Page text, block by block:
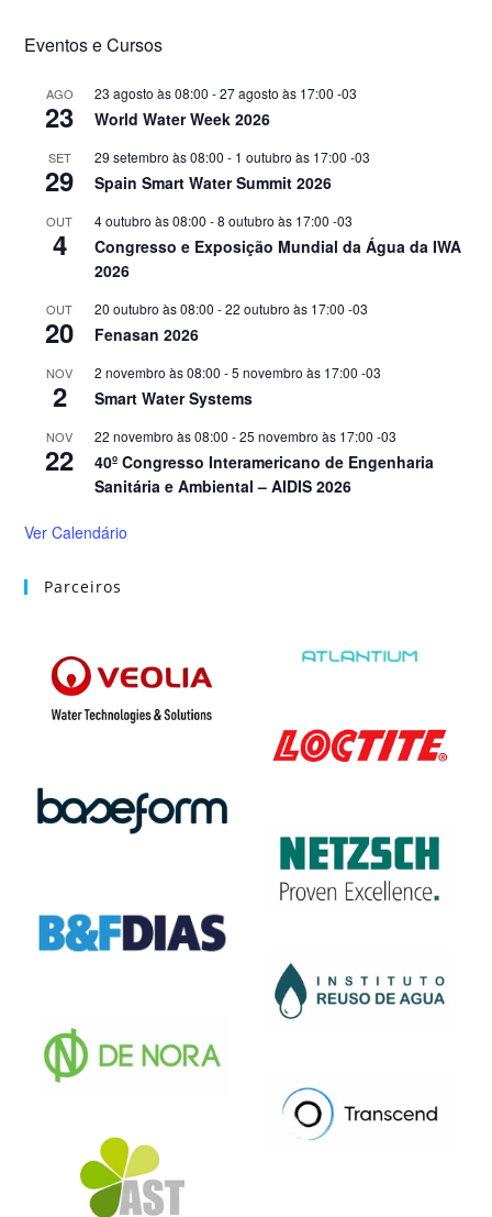
Eventos e Cursos
AGO
23
23 agosto às 08:00 -27 agosto às 17:00 -03
World Water Week 2026
SET
29
29 setembro às 08:00 - 1 outubro às 17:00 -03
Spain Smart Water Summit 2026
OUT
4
4 outubro às 08:00 -8 outubro às 17:00 -03
Congresso e Exposição Mundial da Água da IWA
2026
OUT
20
20 outubro às 08:00 -22 outubro às 17:00 -03
Fenasan 2026
NOV
2
2 novembro às 08:00 -5 novembro às 17:00 -03
Smart Water Systems
NOV
22
22 novembro às 08:00 -25 novembro às 17:00 -03
40º Congresso Interamericano de Engenharia
Sanitária e Ambiental – AIDIS 2026
Ver Calendário
Parceiros